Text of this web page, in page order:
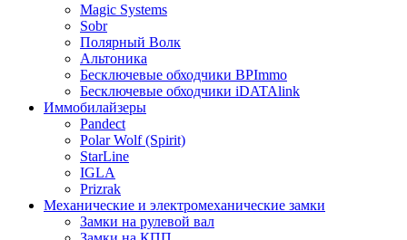
Magic Systems
Sobr
Полярный Волк
Альтоника
Бесключевые обходчики BPImmo
Бесключевые обходчики iDATAlink
Иммобилайзеры
Pandect
Polar Wolf (Spirit)
StarLine
IGLA
Prizrak
Механические и электромеханические замки
Замки на рулевой вал